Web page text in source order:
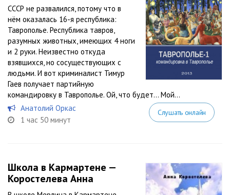
СССР не развалился, потому что в
нём оказалась 16-я республика:
Таврополье. Республика тавров,
разумных животных, имеющих 4 ноги
и 2 руки. Неизвестно откуда
взявшихся, но сосуществующих с
людьми. И вот криминалист Тимур
Гаев получает партийную
командировку в Таврополье. Ой, что будет… Мой...
Анатолий Оркас
1 час 50 минут
Слушать онлайн
Школа в Кармартене —
Коростелева Анна